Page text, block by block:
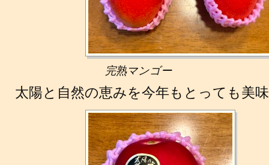
完熟マンゴー
太陽と自然の恵みを今年もとっても美